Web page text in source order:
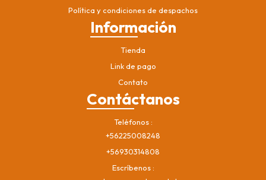
Política y condiciones de despachos
Información
Tienda
Link de pago
Contato
Contáctanos
Teléfonos
+56225008248
+56930314808
Escríbenos